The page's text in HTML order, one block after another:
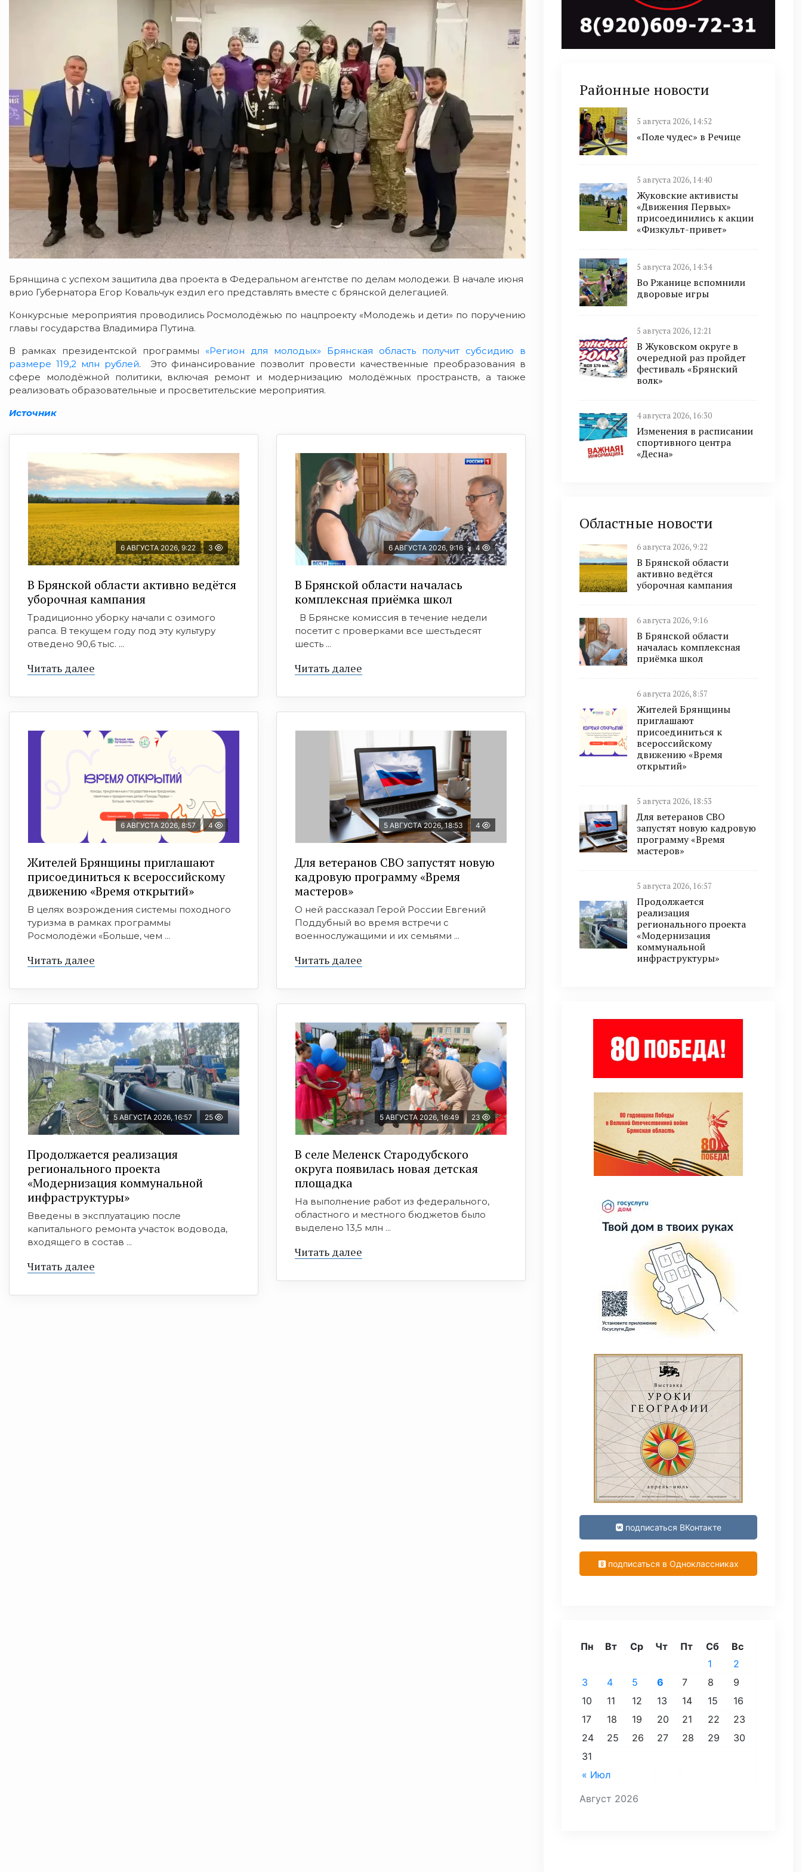
Брянщина с успехом защитила два проекта в Федеральном агентстве по делам молодежи. В начале июня
врио Губернатора Егор Ковальчук ездил его представлять вместе с брянской делегацией.
Конкурсные мероприятия проводились Росмолодёжью по нацпроекту «Молодежь и дети» по поручению
главы государства Владимира Путина.
В рамках президентской программы «Регион для молодых» Брянская область получит субсидию в
размере 119,2 млн рублей. Это финансирование позволит провести качественные преобразования в
сфере молодёжной политики, включая ремонт и модернизацию молодёжных пространств, а также
реализовать образовательные и просветительские мероприятия.
Источник
6 АВГУСТА 2026, 9:22 3
В Брянской области активно ведётся
уборочная кампания
Традиционно уборку начали с озимого
рапса. В текущем году под эту культуру
отведено 90,6 тыс. ...
Читать далее
6 АВГУСТА 2026, 9:16 4
В Брянской области началась
комплексная приёмка школ
В Брянске комиссия в течение недели
посетит с проверками все шестьдесят
шесть ...
Читать далее
6 АВГУСТА 2026, 8:57 4
Жителей Брянщины приглашают
присоединиться к всероссийскому
движению «Время открытий»
В целях возрождения системы походного
туризма в рамках программы
Росмолодёжи «Больше, чем ...
Читать далее
5 АВГУСТА 2026, 18:53 4
Для ветеранов СВО запустят новую
кадровую программу «Время
мастеров»
О ней рассказал Герой России Евгений
Поддубный во время встречи с
военнослужащими и их семьями ...
Читать далее
5 АВГУСТА 2026, 16:57 25
Продолжается реализация
регионального проекта
«Модернизация коммунальной
инфраструктуры»
Введены в эксплуатацию после
капитального ремонта участок водовода,
входящего в состав ...
Читать далее
5 АВГУСТА 2026, 16:49 23
В селе Меленск Стародубского
округа появилась новая детская
площадка
На выполнение работ из федерального,
областного и местного бюджетов было
выделено 13,5 млн ...
Читать далее
Районные новости
5 августа 2026, 14:52
«Поле чудес» в Речице
5 августа 2026, 14:40
Жуковские активисты
«Движения Первых»
присоединились к акции
«Физкульт-привет»
5 августа 2026, 14:34
Во Ржанице вспомнили
дворовые игры
5 августа 2026, 12:21
В Жуковском округе в
очередной раз пройдет
фестиваль «Брянский
волк»
4 августа 2026, 16:30
Изменения в расписании
спортивного центра
«Десна»
Областные новости
6 августа 2026, 9:22
В Брянской области
активно ведётся
уборочная кампания
6 августа 2026, 9:16
В Брянской области
началась комплексная
приёмка школ
6 августа 2026, 8:57
Жителей Брянщины
приглашают
присоединиться к
всероссийскому
движению «Время
открытий»
5 августа 2026, 18:53
Для ветеранов СВО
запустят новую кадровую
программу «Время
мастеров»
5 августа 2026, 16:57
Продолжается
реализация
регионального проекта
«Модернизация
коммунальной
инфраструктуры»
подписаться ВКонтакте
подписаться в Одноклассниках
Август 2026
Пн Вт Ср Чт Пт Сб Вс
« Июл
1
2
3
4 5 6 7 8
9
10
11 12 13 14 15
16
17
18 19 20 21 22
23
24
25 26 27 28 29
30
31